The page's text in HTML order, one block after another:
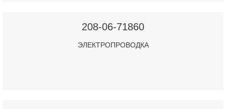
208-06-71860
ЭЛЕКТРОПРОВОДКА